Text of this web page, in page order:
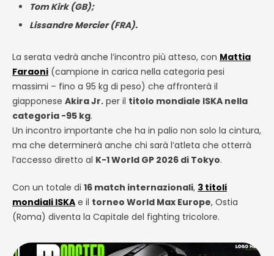
Tom Kirk (GB);
Lissandre Mercier (FRA).
La serata vedrà anche l’incontro più atteso, con Mattia
Faraoni (campione in carica nella categoria pesi
massimi – fino a 95 kg di peso) che affronterà il
giapponese Akira Jr. per il titolo mondiale ISKA nella
categoria -95 kg.
Un incontro importante che ha in palio non solo la cintura,
ma che determinerà anche chi sarà l’atleta che otterrà
l’accesso diretto al K-1 World GP 2026 di Tokyo.
Con un totale di 16 match internazionali, 3 titoli
mondiali ISKA e il torneo World Max Europe, Ostia
(Roma) diventa la Capitale del fighting tricolore.